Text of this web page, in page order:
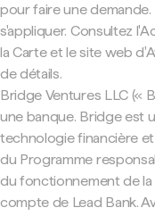
pour faire une
s'appliquer. Consultez
la Carte et le site web
de détails.
Bridge Ventures LLC («
une banque. Bridge est
technologie financière
du Programme
du fonctionnement de
compte de Lead Bank.